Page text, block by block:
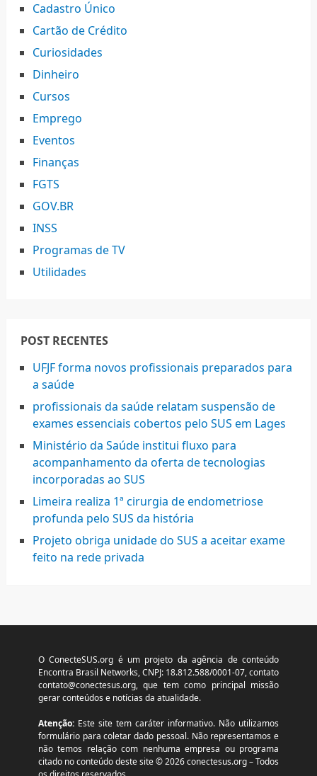
Cadastro Único
Cartão de Crédito
Curiosidades
Dinheiro
Cursos
Emprego
Eventos
Finanças
FGTS
GOV.BR
INSS
Programas de TV
Utilidades
POST RECENTES
UFJF forma novos profissionais preparados para
a saúde
profissionais da saúde relatam suspensão de
exames essenciais cobertos pelo SUS em Lages
Ministério da Saúde institui fluxo para
acompanhamento da oferta de tecnologias
incorporadas ao SUS
Limeira realiza 1ª cirurgia de endometriose
profunda pelo SUS da história
Projeto obriga unidade do SUS a aceitar exame
feito na rede privada
O ConecteSUS.org é um projeto da agência de conteúdo
Encontra Brasil Networks, CNPJ: 18.812.588/0001-07, contato
contato@conectesus.org, que tem como principal missão
gerar conteúdos e notícias da atualidade.
Atenção:Este site tem caráter informativo. Não utilizamos
formulário para coletar dado pessoal. Não representamos e
não temos relação com nenhuma empresa ou programa
citado no conteúdo deste site © 2026 conectesus.org – Todos